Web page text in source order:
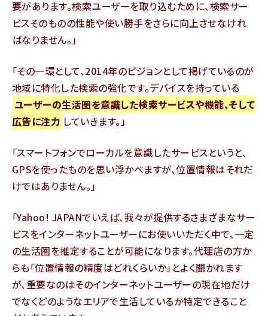
要があります。検索ユーザーを取り込むために、検索サー
ビスそのものの性能や使い勝手をさらに向上させなけれ
ばなりません。
その一環として、2014年のビジョンとして掲げているのが
地域に特化した検索の強化です。デバイスを持っている
ユーザーの生活圏を意識した検索サービスや機能、そして
広告に注力 していきます。
スマートフォンでローカルを意識したサービスというと、
GPSを使ったものを思い浮かべますが、位置情報はそれだ
けではありません。
Yahoo! JAPANでいえば、我々が提供するさまざまなサー
ビスをインターネットユーザーにお使いいただく中で、一定
の生活圏を推定することが可能になります。代理店の方か
らも「位置情報の精度はどれくらいか」とよく聞かれます
が、重要なのはそのインターネットユーザーの現在地だけ
でなくどのようなエリアで生活しているか特定できること